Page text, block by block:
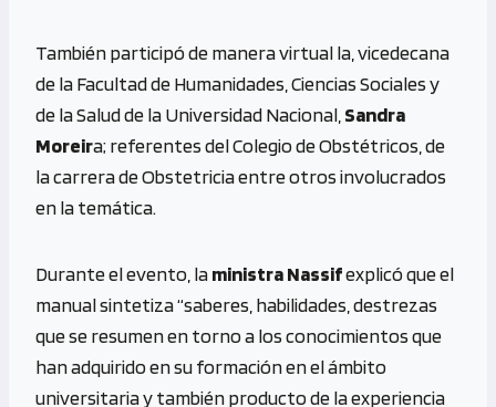
También participó de manera virtual la, vicedecana
de la Facultad de Humanidades, Ciencias Sociales y
de la Salud de la Universidad Nacional, Sandra
Moreira; referentes del Colegio de Obstétricos, de
la carrera de Obstetricia entre otros involucrados
en la temática.
Durante el evento, laministra Nassifexplicó que el
manual sintetiza “saberes, habilidades, destrezas
que se resumen en torno a los conocimientos que
han adquirido en su formación en el ámbito
universitaria y también producto de la experiencia